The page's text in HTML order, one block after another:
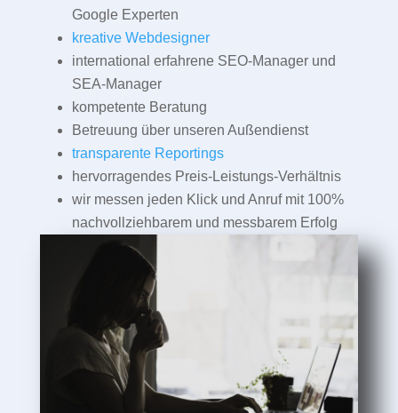
Google Experten
kreative Webdesigner
international erfahrene SEO-Manager und
SEA-Manager
kompetente Beratung
Betreuung über unseren Außendienst
transparente Reportings
hervorragendes Preis-Leistungs-Verhältnis
wir messen jeden Klick und Anruf mit 100%
nachvollziehbarem und messbarem Erfolg